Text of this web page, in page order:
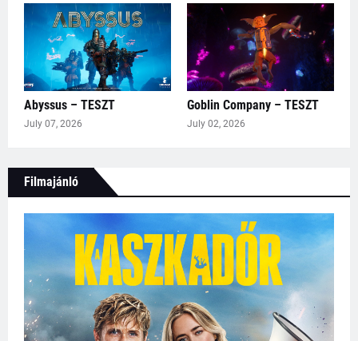
Abyssus – TESZT
July 07, 2026
Goblin Company – TESZT
July 02, 2026
Filmajánló